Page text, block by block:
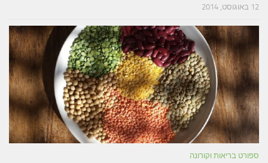
12 באוגוסט, 2014
ספורט בריאות וקורונה